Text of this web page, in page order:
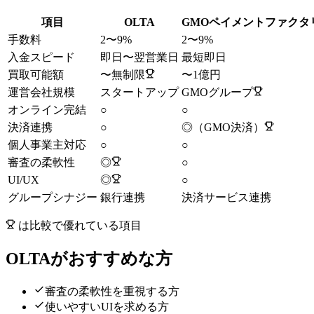
項目 OLTA
GMOペイメントファクタ
手数料
2〜9%
2〜9%
入金スピード
即日〜翌営業日 最短即日
買取可能額
〜無制限
〜1億円
運営会社規模
スタートアップ GMOグループ
オンライン完結
○
○
決済連携
○
◎（GMO決済）
個人事業主対応
○
○
審査の柔軟性
◎
○
UI/UX
◎
○
グループシナジー 銀行連携 決済サービス連携
は比較で優れている項目
OLTAがおすすめな方
審査の柔軟性を重視する方
使いやすいUIを求める方